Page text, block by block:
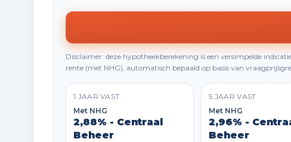
Disclaimer: deze hypotheekberekening is een versimpelde
rente (met NHG), automatisch bepaald op basis van
1 JAAR VAST
Met NHG
2,88% - Centraal
Beheer
5 JAAR VAST
Met NHG
2,96% -
Beheer